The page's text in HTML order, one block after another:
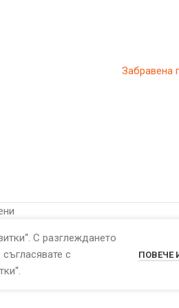
Забравена
С разглеждането
с